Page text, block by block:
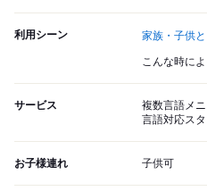
利用シーン 家族・子供と
こんな時によ
サービス
複数言語メ
言語対応スタ
お子様連れ 子供可